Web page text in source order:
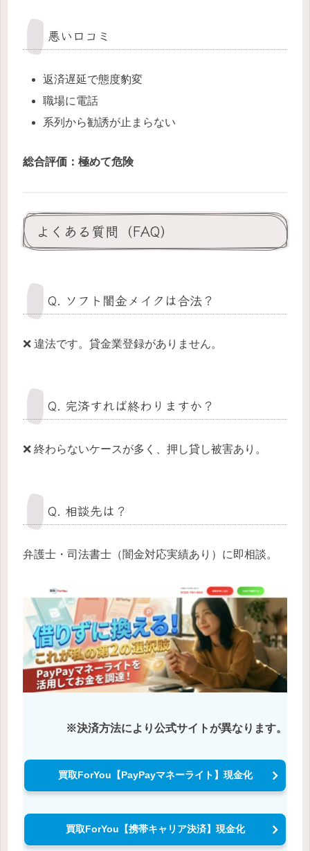
悪い口コミ
返済遅延で態度豹変
職場に電話
系列から勧誘が止まらない
総合評価：極めて危険
よくある質問（FAQ）
Q. ソフト闇金メイクは合法？
❌ 違法です。貸金業登録がありません。
Q. 完済すれば終わりますか？
❌ 終わらないケースが多く、押し貸し被害あり。
Q. 相談先は？
弁護士・司法書士（闇金対応実績あり）に即相談。
※決済方法により公式サイトが異なります。
買取ForYou【PayPayマネーライト】現金化
買取ForYou【携帯キャリア決済】現金化